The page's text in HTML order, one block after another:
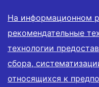
На информационном
рекомендательные
технологии
сбора,
относящихся к